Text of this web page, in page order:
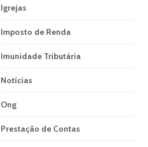
Igrejas
Imposto de Renda
Imunidade Tributária
Notícias
Ong
Prestação de Contas